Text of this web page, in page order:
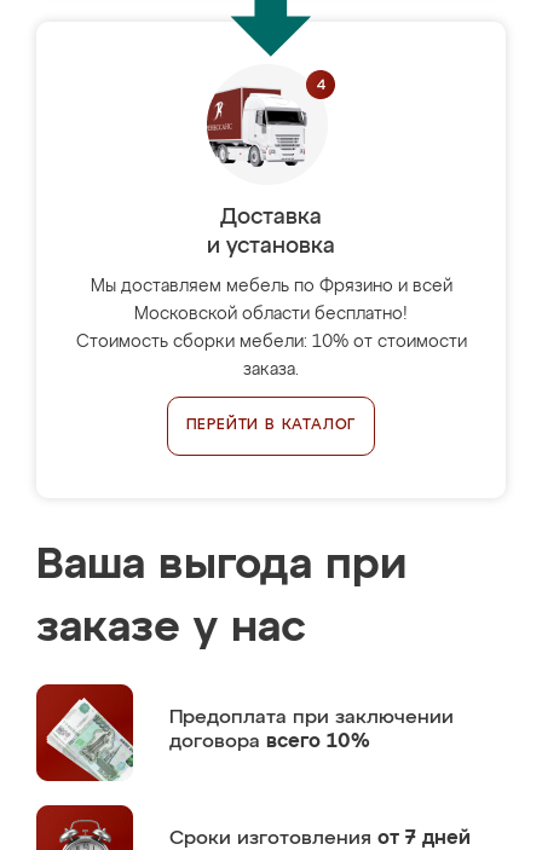
Доставка
и установка
Мы доставляем мебель по Фрязино и всей
Московской области бесплатно!
Стоимость сборки мебели: 10% от стоимости
заказа.
ПЕРЕЙТИ В КАТАЛОГ
Ваша выгода при
заказе у нас
Предоплата при заключении
договора всего 10%
Сроки изготовления от 7 дней